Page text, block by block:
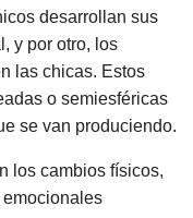
desarrollan sus
y por otro, los
las chicas. Estos
o semiesféricas
se van produciendo.
los cambios físicos,